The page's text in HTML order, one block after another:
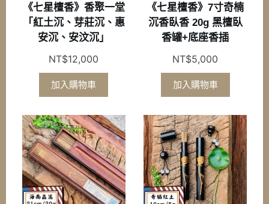
《七星檀香》香聚一堂
「紅土沉、芽莊沉、惠
安沉、安汶沉」
NT$12,000
加入購物車
《七星檀香》7寸奇楠
沉香臥香 20g 黑檀臥
香罐+底座香插
NT$5,000
加入購物車